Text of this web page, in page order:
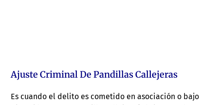
Ajuste Criminal De Pandillas Callejeras
Es cuando el delito es cometido en asociación o bajo